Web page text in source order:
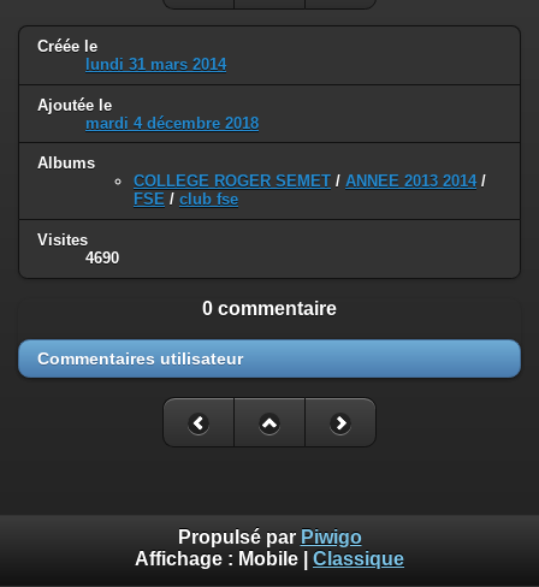
Créée le
lundi 31 mars 2014
Ajoutée le
mardi 4 décembre 2018
Albums
COLLEGE ROGER SEMET / ANNEE 2013 2014/
FSE / club fse
Visites
4690
0 commentaire
Commentaires utilisateur
Propulsé par Piwigo
Affichage : Mobile Classique